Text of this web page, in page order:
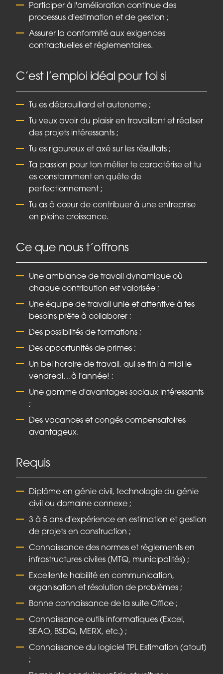
Participer à l'amélioration continue des
processus d'estimation et de gestion ;
Assurer la conformité aux exigences
contractuelles et réglementaires.
C’est l’emploi idéal pour toi si
Tu es débrouillard et autonome ;
Tu veux avoir du plaisir en travaillant et réaliser
des projets intéressants ;
Tu es rigoureux et axé sur les résultats ;
Ta passion pour ton métier te caractérise et tu
es constamment en quête de
perfectionnement ;
Tu as à cœur de contribuer à une entreprise
en pleine croissance.
Ce que nous t’offrons
Une ambiance de travail dynamique où
chaque contribution est valorisée ;
Une équipe de travail unie et attentive à tes
besoins prête à collaborer ;
Des possibilités de formations ;
Des opportunités de primes ;
Un bel horaire de travail, qui se fini à midi le
vendredi…à l'année! ;
Une gamme d'avantages sociaux intéressants
;
Des vacances et congés compensatoires
avantageux.
Requis
Diplôme en génie civil, technologie du génie
civil ou domaine connexe ;
3 à 5 ans d'expérience en estimation et gestion
de projets en construction ;
Connaissance des normes et règlements en
infrastructures civiles (MTQ, municipalités) ;
Excellente habilité en communication,
organisation et résolution de problèmes ;
Bonne connaissance de la suite Office ;
Connaissance outils informatiques (Excel,
SEAO, BSDQ, MERX, etc.) ;
Connaissance du logiciel TPL Estimation (atout)
;